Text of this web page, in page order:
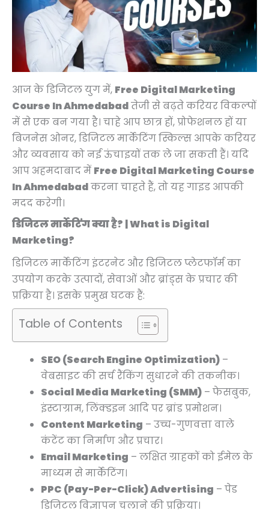
आज के डिजिटल युग में, Free Digital Marketing
Course In Ahmedabadतेजी से बढ़ते करियर विकल्पों
में से एक बन गया है। चाहे आप छात्र हों, प्रोफेशनल हों या
बिजनेस ओनर, डिजिटल मार्केटिंग स्किल्स आपके करियर
और व्यवसाय को नई ऊंचाइयों तक ले जा सकती हैं। यदि
आप अहमदाबाद में Free Digital Marketing Course
In Ahmedabadकरना चाहते हैं, तो यह गाइड आपकी
मदद करेगी।
डिजिटल मार्केटिंग क्या है? | What is Digital
Marketing?
डिजिटल मार्केटिंग इंटरनेट और डिजिटल प्लेटफॉर्म का
उपयोग करके उत्पादों, सेवाओं और ब्रांड्स के प्रचार की
प्रक्रिया है। इसके प्रमुख घटक हैं:
Table of Contents
SEO (Search Engine Optimization) –
वेबसाइट की सर्च रैंकिंग सुधारने की तकनीक।
Social Media Marketing (SMM) – फेसबुक,
इंस्टाग्राम, लिंक्डइन आदि पर ब्रांड प्रमोशन।
Content Marketing – उच्च-गुणवत्ता वाले
कंटेंट का निर्माण और प्रचार।
Email Marketing – लक्षित ग्राहकों को ईमेल के
माध्यम से मार्केटिंग।
PPC (Pay-Per-Click) Advertising – पेड
डिजिटल विज्ञापन चलाने की प्रक्रिया।
r
c
e
w
s
:
₹
9
,
9
9
.
0
0
.
e
i
s
₹
4
,
9
0
.
r
i
c
e
w
s
:
₹
1
9
9
.
0
0
.
i
c
e
s
₹
9
,
9
0
.
r
c
e
w
s
:
₹
9
,
9
9
.
0
0
.
e
i
s
₹
4
,
9
0
.